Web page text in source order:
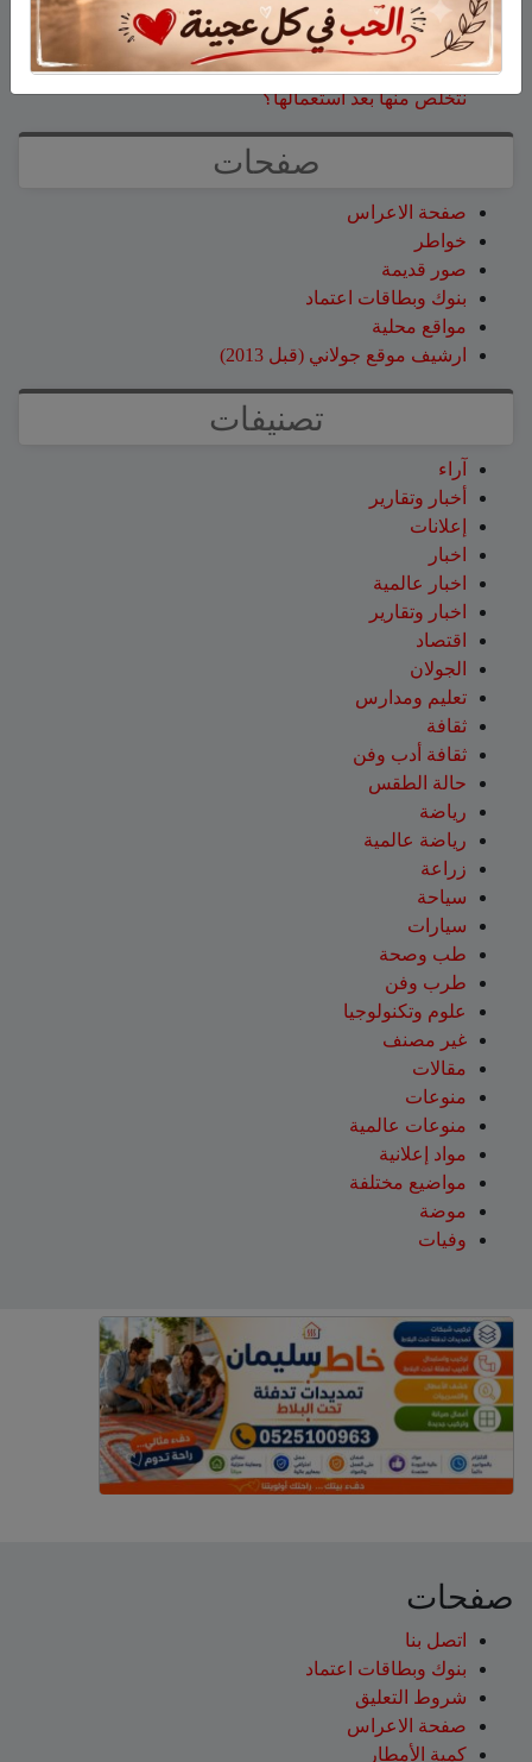
سلمان أبو عواد
على هل أصبح الزوج أو الزوجة مجرد سلعة
نتخلص منها بعد استعمالها؟
طليع محمودعلىهل أصبح الزوج أو الزوجة مجرد سلعة
نتخلص منها بعد استعمالها؟
صفحات
صفحة الاعراس
خواطر
صور قديمة
بنوك وبطاقات اعتماد
مواقع محلية
ارشيف موقع جولاني (قبل 2013)
تصنيفات
آراء
أخبار وتقارير
إعلانات
اخبار
اخبار عالمية
اخبار وتقارير
اقتصاد
الجولان
تعليم ومدارس
ثقافة
ثقافة أدب وفن
حالة الطقس
رياضة
رياضة عالمية
زراعة
سياحة
سيارات
طب وصحة
طرب وفن
علوم وتكنولوجيا
غير مصنف
مقالات
منوعات
منوعات عالمية
مواد إعلانية
مواضيع مختلفة
موضة
وفيات
صفحات
اتصل بنا
بنوك وبطاقات اعتماد
شروط التعليق‎
صفحة الاعراس
كمية الأمطار